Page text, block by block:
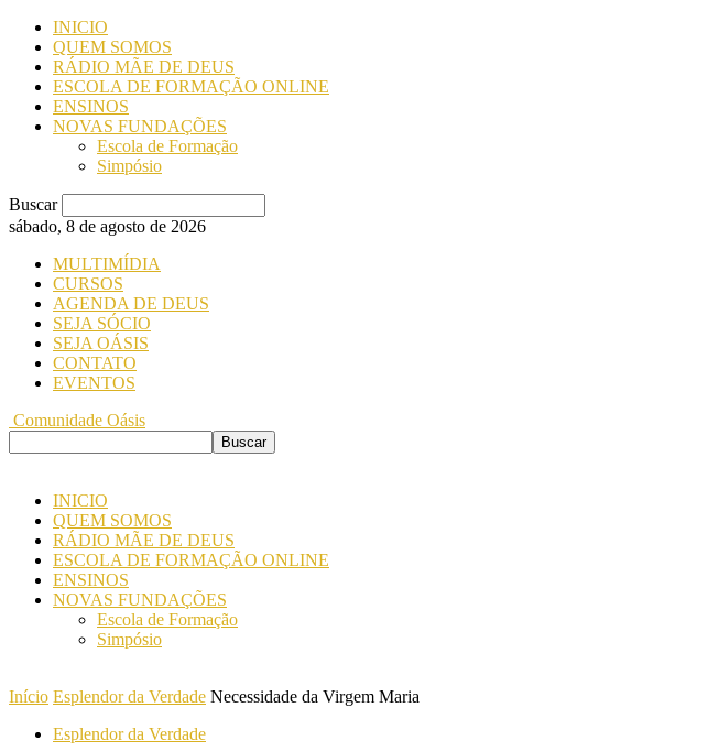
INICIO
QUEM SOMOS
RÁDIO MÃE DE DEUS
ESCOLA DE FORMAÇÃO ONLINE
ENSINOS
NOVAS FUNDAÇÕES
Escola de Formação
Simpósio
Buscar
sábado, 8 de agosto de 2026
MULTIMÍDIA
CURSOS
AGENDA DE DEUS
SEJA SÓCIO
SEJA OÁSIS
CONTATO
EVENTOS
Comunidade Oásis
INICIO
QUEM SOMOS
RÁDIO MÃE DE DEUS
ESCOLA DE FORMAÇÃO ONLINE
ENSINOS
NOVAS FUNDAÇÕES
Escola de Formação
Simpósio
Início Esplendor da Verdade Necessidade da Virgem Maria
Esplendor da Verdade